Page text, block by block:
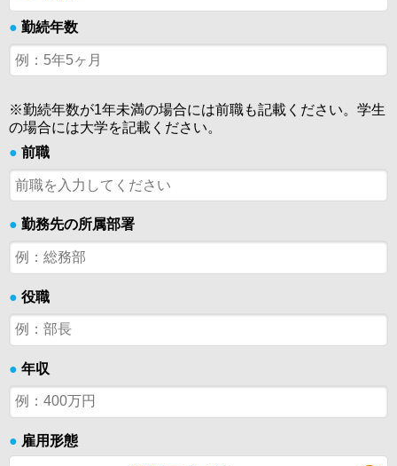
● 勤続年数
※勤続年数が1年未満の場合には前職も記載ください。学生
の場合には大学を記載ください。
● 前職
● 勤務先の所属部署
● 役職
● 年収
● 雇用形態